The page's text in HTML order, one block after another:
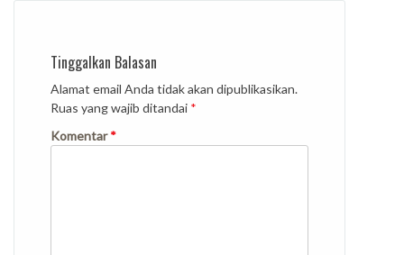
Tinggalkan Balasan
Alamat email Anda tidak akan dipublikasikan.
Ruas yang wajib ditandai *
Komentar*